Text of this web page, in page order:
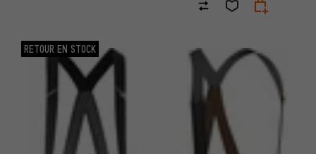
RETOUR EN STOCK